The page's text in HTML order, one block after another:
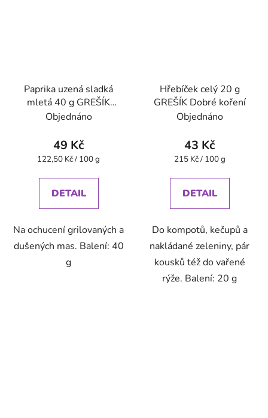
Paprika uzená sladká
mletá 40 g GREŠÍK
Dobré koření
Objednáno
49 Kč
Měrná
122,50 Kč / 100 g
DETAIL
Na ochucení grilovaných a
dušených mas. Balení: 40
g
Hřebíček celý 20 g
GREŠÍK Dobré koření
Objednáno
43 Kč
Měrná
215 Kč / 100 g
DETAIL
Do kompotů, kečupů a
nakládané zeleniny, pár
kousků též do vařené
rýže. Balení: 20 g